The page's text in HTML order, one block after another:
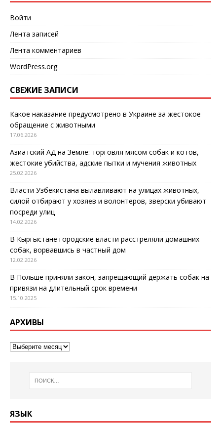
Войти
Лента записей
Лента комментариев
WordPress.org
СВЕЖИЕ ЗАПИСИ
Какое наказание предусмотрено в Украине за жестокое
обращение с животными
17.06.2026
Азиатский АД на Земле: торговля мясом собак и котов,
жестокие убийства, адские пытки и мучения животных
25.02.2026
Власти Узбекистана вылавливают на улицах животных,
силой отбирают у хозяев и волонтеров, зверски убивают
посреди улиц
14.02.2026
В Кыргыстане городские власти расстреляли домашних
собак, ворвавшись в частный дом
12.02.2026
В Польше приняли закон, запрещающий держать собак на
привязи на длительный срок времени
15.10.2025
АРХИВЫ
ЯЗЫК